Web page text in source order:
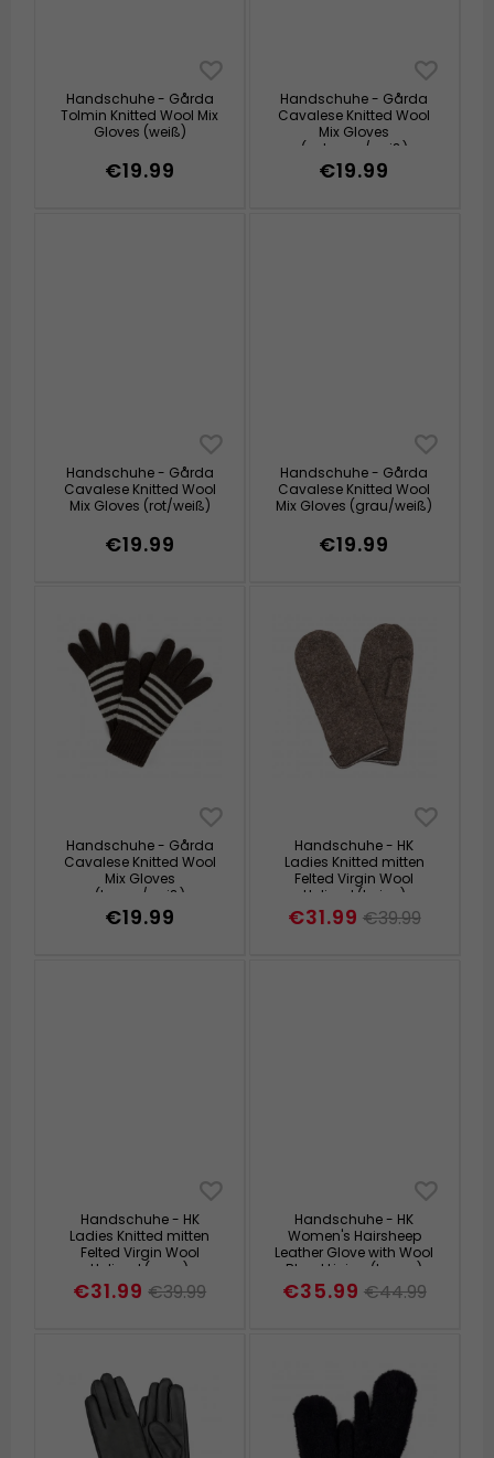
Handschuhe - Gårda
Tolmin Knitted Wool Mix
Gloves (weiß)
€19.99
Handschuhe - Gårda
Cavalese Knitted Wool
Mix Gloves
(schwarz/weiß)
€19.99
Handschuhe - Gårda
Cavalese Knitted Wool
Mix Gloves (rot/weiß)
€19.99
Handschuhe - Gårda
Cavalese Knitted Wool
Mix Gloves (grau/weiß)
€19.99
Handschuhe - Gårda
Cavalese Knitted Wool
Mix Gloves
(braun/weiß)
€19.99
Handschuhe - HK
Ladies Knitted mitten
Felted Virgin Wool
Unlined (beige)
€31.99 €39.99
Handschuhe - HK
Ladies Knitted mitten
Felted Virgin Wool
Unlined (grau)
€31.99 €39.99
Handschuhe - HK
Women's Hairsheep
Leather Glove with Wool
Blend Lining (braun)
€35.99 €44.99